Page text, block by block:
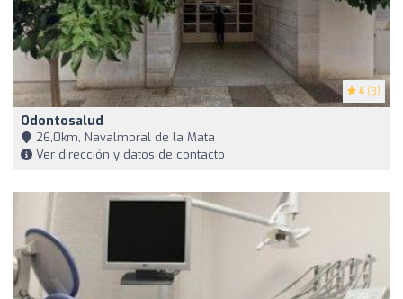
4 (8)
Odontosalud
26,0km, Navalmoral de la Mata
Ver dirección y datos de contacto